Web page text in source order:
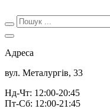
Адреса
вул. Металургів, 33
Нд-Чт: 12:00-20:45
Пт-Сб: 12:00-21:45